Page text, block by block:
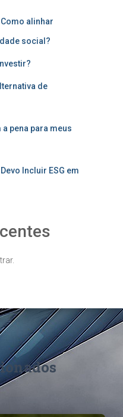
alinhar
social?
de
pena para meus
Incluir ESG em